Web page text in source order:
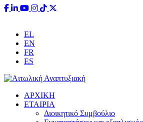
EL
EN
FR
ES
ΑΡΧΙΚΗ
ΕΤΑΙΡΙΑ
Διοικητικό Συμβούλιο